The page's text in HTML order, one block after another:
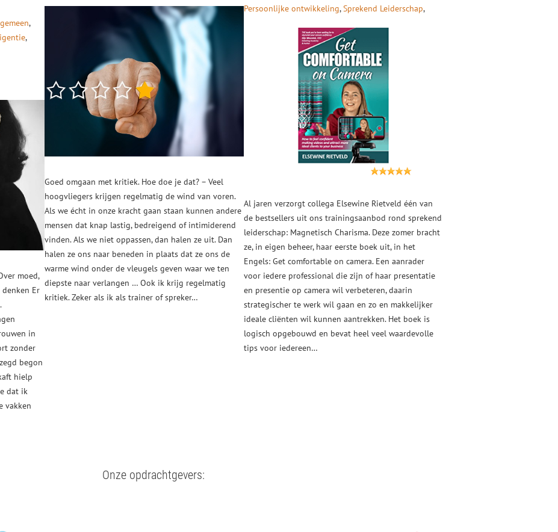
moed,
Er
in
zonder
begon
hielp
dat ik
vakken
Goed omgaan met kritiek. Hoe doe je dat? – Veel
hoogvliegers krijgen regelmatig de wind van voren.
Als we écht in onze kracht gaan staan kunnen andere
mensen dat knap lastig, bedreigend of intimiderend
vinden. Als we niet oppassen, dan halen ze uit. Dan
halen ze ons naar beneden in plaats dat ze ons de
warme wind onder de vleugels geven waar we ten
diepste naar verlangen … Ook ik krijg regelmatig
kritiek. Zeker als ik als trainer of spreker…
Persoonlijke ontwikkeling Sprekend Leiderschap
Al jaren verzorgt collega Elsewine Rietveld één van
de bestsellers uit ons trainingsaanbod rond sprekend
leiderschap: Magnetisch Charisma. Deze zomer bracht
ze, in eigen beheer, haar eerste boek uit, in het
Engels: Get comfortable on camera. Een aanrader
voor iedere professional die zijn of haar presentatie
en presentie op camera wil verbeteren, daarin
strategischer te werk wil gaan en zo en makkelijker
ideale cliënten wil kunnen aantrekken. Het boek is
logisch opgebouwd en bevat heel veel waardevolle
tips voor iedereen…
Onze opdrachtgevers: